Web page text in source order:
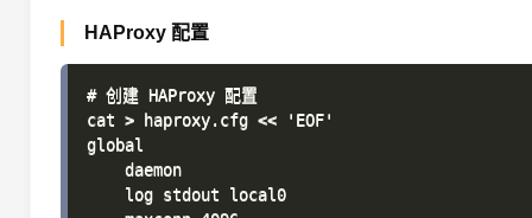
HAProxy 配置
# 创建 HAProxy 配置
cat > haproxy.cfg << 'EOF'
global
    daemon
    log stdout local0